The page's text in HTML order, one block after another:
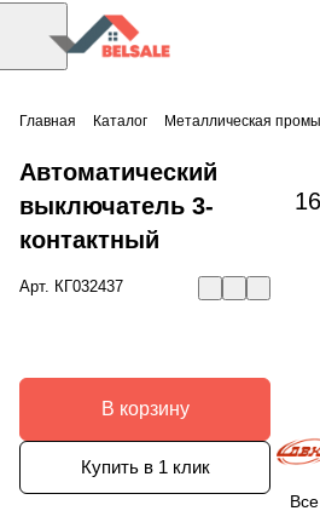
Главная Каталог Металлическая
Автоматический
выключатель 3-
контактный
Арт. КГ032437
В корзину
Купить в 1 клик